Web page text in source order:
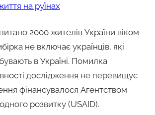
на руїнах
2000 жителів України віком
не включає українців, які
в Україні. Помилка
дослідження не перевищує
фінансувалося Агентством
розвитку (USAID).